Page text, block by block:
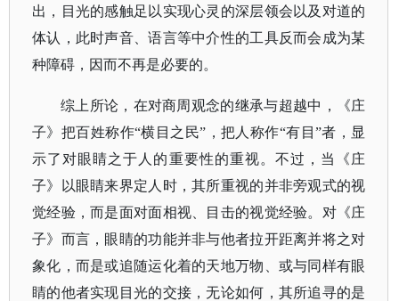
出，目光的感触足以实现心灵的深层领会以及对道的
体认，此时声音、语言等中介性的工具反而会成为某
种障碍，因而不再是必要的。
综上所论，在对商周观念的继承与超越中，《庄
子》把百姓称作“横目之民”，把人称作“有目”者，显
示了对眼睛之于人的重要性的重视。不过，当《庄
子》以眼睛来界定人时，其所重视的并非旁观式的视
觉经验，而是面对面相视、目击的视觉经验。对《庄
子》而言，眼睛的功能并非与他者拉开距离并将之对
象化，而是或追随运化着的天地万物、或与同样有眼
睛的他者实现目光的交接，无论如何，其所追寻的是